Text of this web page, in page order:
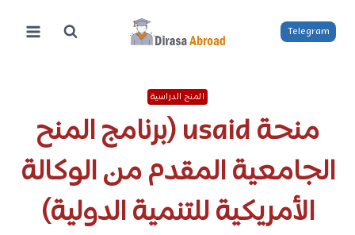
المحتوى
Telegram
المنح الدراسية
منحة usaid (برنامج المنح
الجامعية المقدم من الوكالة
الأمريكية للتنمية الدولية)